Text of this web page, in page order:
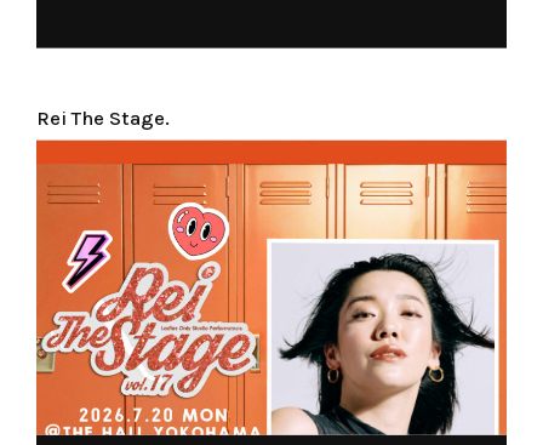
Rei The Stage.